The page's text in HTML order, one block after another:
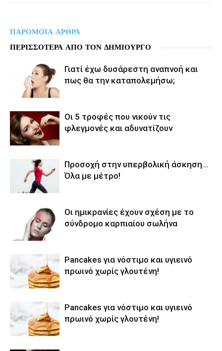
ΠΑΡΟΜΟΙΑ ΑΡΘΡΑ
ΠΕΡΙΣΣΟΤΕΡΑ ΑΠΟ ΤΟΝ ΔΗΜΙΟΥΡΓΟ
Γιατί έχω δυσάρεστη αναπνοή και
πως θα την καταπολεμήσω;
Οι 5 τροφές που νικούν τις
φλεγμονές και αδυνατίζουν
Προσοχή στην υπερβολική άσκηση…
Όλα με μέτρο!
Oι ημικρανίες έχουν σχέση με το
σύνδρομο καρπιαίου σωλήνα
Pancakes για νόστιμο και υγιεινό
πρωινό χωρίς γλουτένη!
Pancakes για νόστιμο και υγιεινό
πρωινό χωρίς γλουτένη!